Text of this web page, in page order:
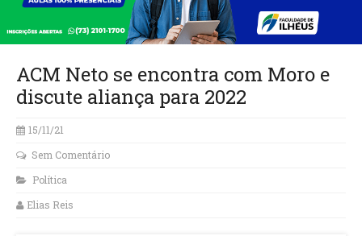
ACM Neto se encontra com Moro e
discute aliança para 2022
15/11/21
Sem Comentário
Política
Elias Reis